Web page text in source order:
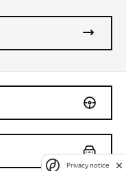
Privacy notice